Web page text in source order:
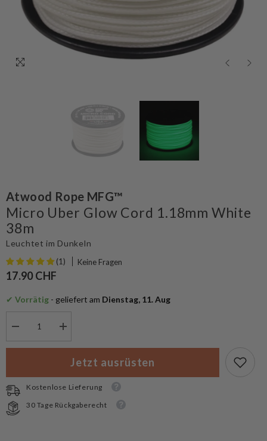
Atwood Rope MFG™
Micro Uber Glow Cord 1.18mm White
38m
Leuchtet im Dunkeln
(1) Keine Fragen
17.90 CHF
✔ Vorrätig - geliefert am Dienstag, 11. Aug
für
Micro
Uber
Glow
Cord
Menge
für
Atwood
Rope
Micro
Glow
Cord
Jetzt ausrüsten
Kostenlose Lieferung
30 Tage Rückgaberecht